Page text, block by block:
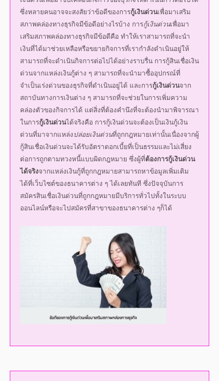
เสริมสภาพคล่องทางธุรกิจมีข้อดีคือ ทำให้เราสามารถที่จะนำ
เงินที่ได้มาช่วยเหลือหรือขยายกิจการที่เรากำลังดำเนินอยู่ให้
สามารถที่จะดำเนินกิจการต่อไปได้อย่างราบรื่น การกู้สินเชื่อเงิน
ด่วนจากแหล่งเงินกู้ต่าง ๆ สามารถที่จะนำมาซื้ออุปกรณ์ที่
จำเป็นเร่งด่วนของธุรกิจที่ดำเนินอยู่ได้ และการ กู้เงินด่วนจาก
สถาบันทางการเงินต่าง ๆ สามารถที่จะช่วยในการเพิ่มความ
คล่องตัวของกิจการได้ แต่สิ่งที่ต้องคำนึงที่จะต้องนำมาพิจารณา
ในการกู้เงินด่วนได้จริงคือ การกู้เงินด่วนจะต้องเป็นเงินกู้เงิน
ด่วนที่มาจากแหล่งปล่อยเงินด่วนที่ถูกกฎหมายเท่านั้นเนื่องจากผู้
กู้สินเชื่อเงินด่วนจะได้รับอัตราดอกเบี้ยที่เป็นธรรมและไม่เสี่ยง
ต่อการถูกตามทวงหนี้แบบผิดกฎหมาย ซึ่งผู้ที่ต้องการกู้เงินด่วน
ได้จริงจากแหล่งเงินกู้ที่ถูกกฎหมายสามารถหาข้อมูลเพิ่มเติม
ได้ที่เว็บไซต์ของธนาคารต่าง ๆ ได้เลยทันที ซึ่งปัจจุบันการ
สมัครสินเชื่อเงินด่วนที่ถูกกฎหมายมีบริการทั่วไปทั้งในระบบ
ออนไลน์หรือจะไปสมัครที่สาขาของธนาคารต่าง ๆก็ได้